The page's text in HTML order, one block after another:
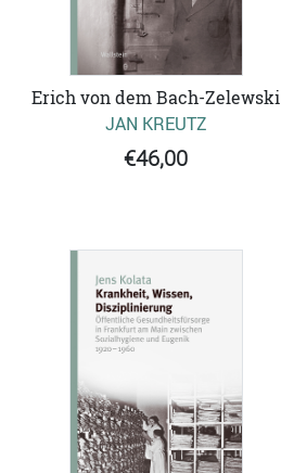
Erich von dem Bach-Zelewski
JAN KREUTZ
€46,00